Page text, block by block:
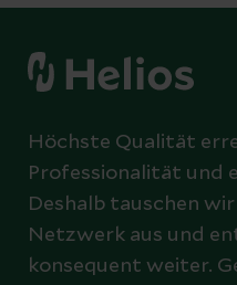
Höchste Qualität
Professionalität und
Deshalb tauschen
Netzwerk aus und
konsequent weiter.